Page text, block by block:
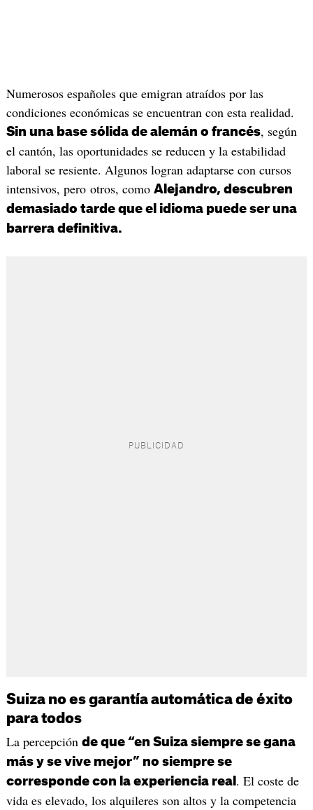
Numerosos españoles que emigran atraídos por las
condiciones económicas se encuentran con esta realidad.
Sin una base sólida de alemán o francés, según
el cantón, las oportunidades se reducen y la estabilidad
laboral se resiente. Algunos logran adaptarse con cursos
intensivos, pero otros, como Alejandro, descubren
demasiado tarde que el idioma puede ser una
barrera definitiva.
Suiza no es garantía automática de éxito
para todos
La percepción de que “en Suiza siempre se gana
más y se vive mejor” no siempre se
corresponde con la experiencia real . El coste de
vida es elevado, los alquileres son altos y la competencia